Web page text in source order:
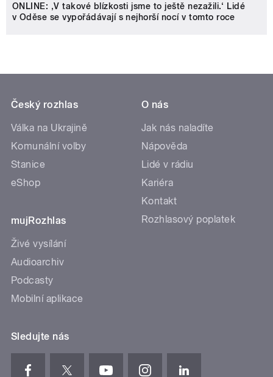
ONLINE: ‚V takové blízkosti jsme to ještě nezažili.‘ Lidé
v Oděse se vypořádávají s nejhorší nocí v tomto roce
Český rozhlas
Válka na Ukrajině
Komunální volby
Stanice
eShop
mujRozhlas
Živé vysílání
Audioarchiv
Podcasty
Mobilní aplikace
O nás
Jak nás naladíte
Nápověda
Lidé v rádiu
Kariéra
Kontakt
Rozhlasový poplatek
Sledujte nás